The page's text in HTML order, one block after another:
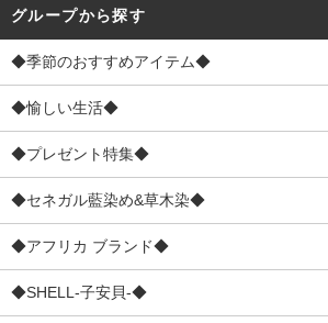
グループから探す
◆季節のおすすめアイテム◆
◆愉しい生活◆
◆プレゼント特集◆
◆セネガル藍染め&草木染◆
◆アフリカ ブランド◆
◆SHELL-子安貝-◆